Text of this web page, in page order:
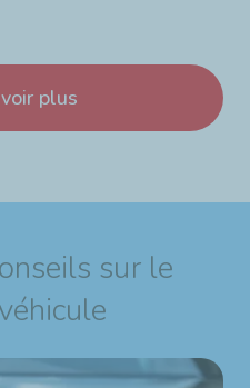
plus
sur le